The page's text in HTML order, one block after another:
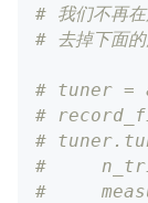
# 我们不再在
# 去掉下面的
# tuner =
#
#
#
#